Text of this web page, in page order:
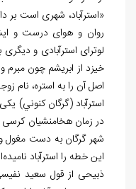
«استرآباد، شهری است بر
روان و هوای درست و
لوترای استرآبادی و
خیزد از ابریشم چون مبرم
اصل آن را به استره، نام
استرآباد (گرگان كنوني)
در زمان هخامنشیان
شهر گرگان به دست مغول
این خطه را استرآباد
ذبیحی از قول سعید